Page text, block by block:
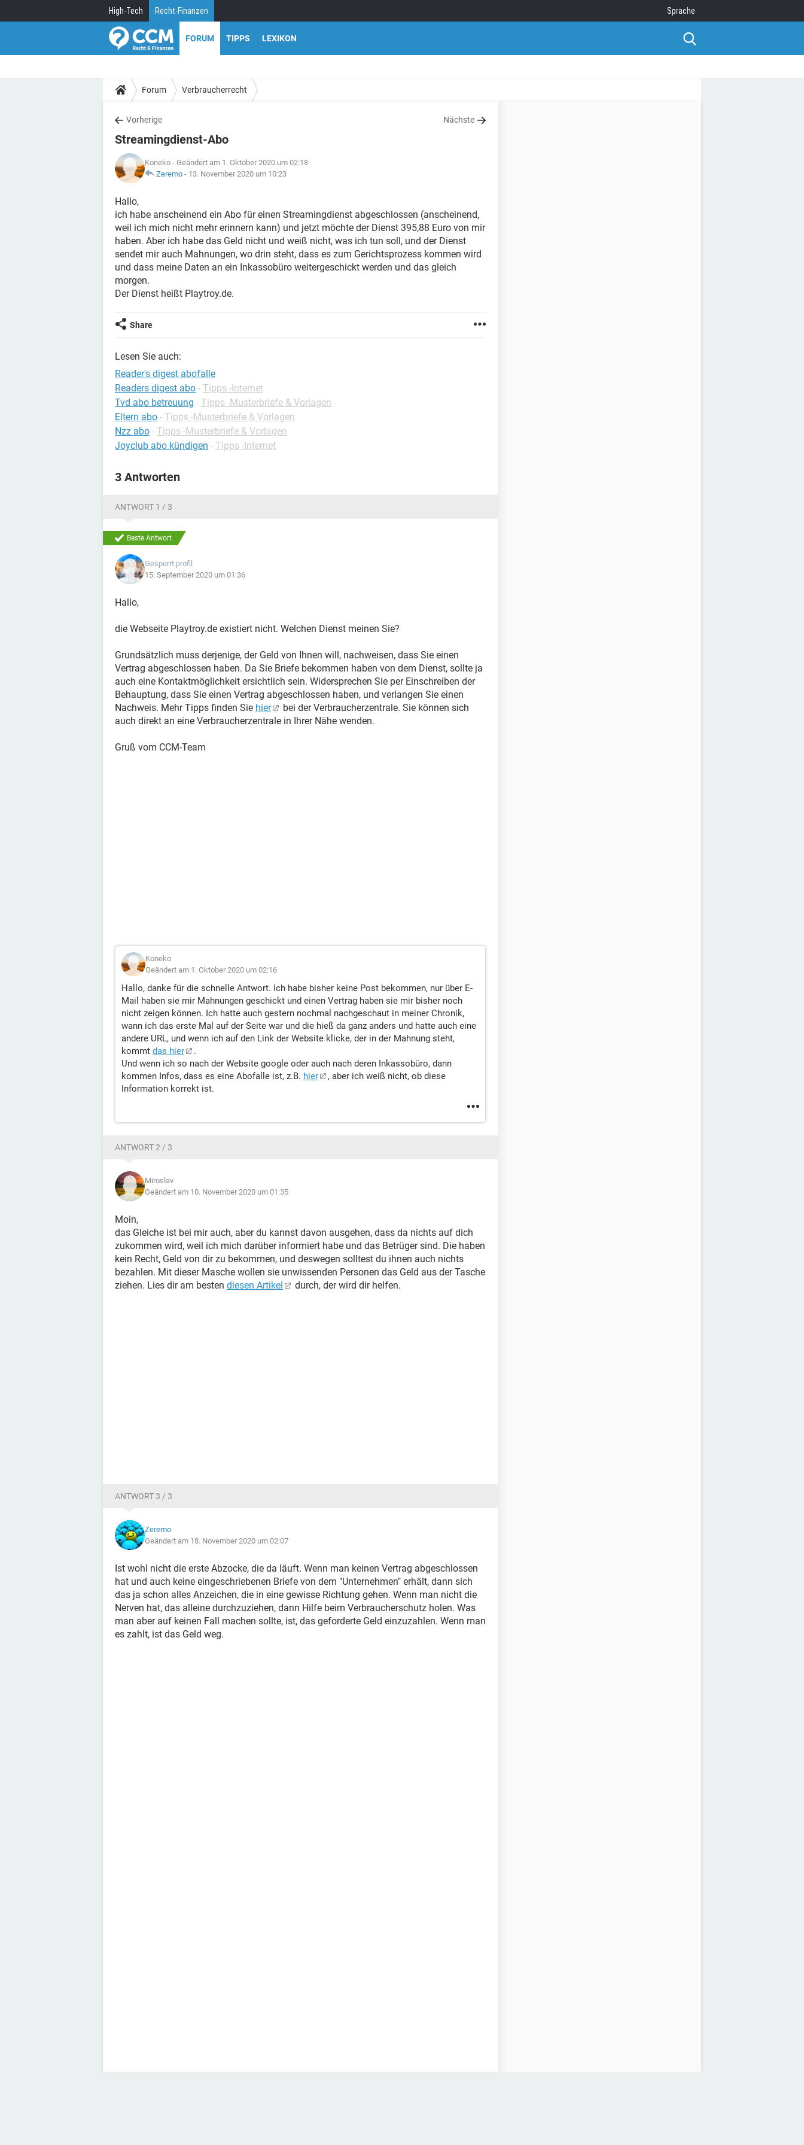
High-Tech Recht-Finanzen Sprache
FORUM TIPPS LEXIKON
Forum Verbraucherrecht
Vorherige Nächste
Streamingdienst-Abo
Koneko - Geändert am 1. Oktober 2020 um 02:18
Zeremo - 13. November 2020 um 10:23
Hallo,
ich habe anscheinend ein Abo für einen Streamingdienst abgeschlossen (anscheinend,
weil ich mich nicht mehr erinnern kann) und jetzt möchte der Dienst 395,88 Euro von mir
haben. Aber ich habe das Geld nicht und weiß nicht, was ich tun soll, und der Dienst
sendet mir auch Mahnungen, wo drin steht, dass es zum Gerichtsprozess kommen wird
und dass meine Daten an ein Inkassobüro weitergeschickt werden und das gleich
morgen.
Der Dienst heißt Playtroy.de.
Share
Lesen Sie auch:
Reader's digest abofalle
Readers digest abo - Tipps -Internet
Tvd abo betreuung - Tipps -Musterbriefe & Vorlagen
Eltern abo - Tipps -Musterbriefe & Vorlagen
Nzz abo - Tipps -Musterbriefe & Vorlagen
Joyclub abo kündigen - Tipps -Internet
3 Antworten
ANTWORT 1 / 3
Beste Antwort
Gesperrt profil
15. September 2020 um 01:36
Hallo,
die Webseite Playtroy.de existiert nicht. Welchen Dienst meinen Sie?
Grundsätzlich muss derjenige, der Geld von Ihnen will, nachweisen, dass Sie einen
Vertrag abgeschlossen haben. Da Sie Briefe bekommen haben von dem Dienst, sollte ja
auch eine Kontaktmöglichkeit ersichtlich sein. Widersprechen Sie per Einschreiben der
Behauptung, dass Sie einen Vertrag abgeschlossen haben, und verlangen Sie einen
Nachweis. Mehr Tipps finden Sie hier
bei der Verbraucherzentrale. Sie können sich
auch direkt an eine Verbraucherzentrale in Ihrer Nähe wenden.
Gruß vom CCM-Team
Koneko
Geändert am 1. Oktober 2020 um 02:16
Hallo, danke für die schnelle Antwort. Ich habe bisher keine Post bekommen, nur über E-
Mail haben sie mir Mahnungen geschickt und einen Vertrag haben sie mir bisher noch
nicht zeigen können. Ich hatte auch gestern nochmal nachgeschaut in meiner Chronik,
wann ich das erste Mal auf der Seite war und die hieß da ganz anders und hatte auch eine
andere URL, und wenn ich auf den Link der Website klicke, der in der Mahnung steht,
kommt das hier
.
Und wenn ich so nach der Website google oder auch nach deren Inkassobüro, dann
kommen Infos, dass es eine Abofalle ist, z.B. hier
, aber ich weiß nicht, ob diese
Information korrekt ist.
ANTWORT 2 / 3
Miroslav
Geändert am 10. November 2020 um 01:35
Moin,
das Gleiche ist bei mir auch, aber du kannst davon ausgehen, dass da nichts auf dich
zukommen wird, weil ich mich darüber informiert habe und das Betrüger sind. Die haben
kein Recht, Geld von dir zu bekommen, und deswegen solltest du ihnen auch nichts
bezahlen. Mit dieser Masche wollen sie unwissenden Personen das Geld aus der Tasche
ziehen. Lies dir am besten diesen Artikel durch, der wird dir helfen.
ANTWORT 3 / 3
Zeremo
Geändert am 18. November 2020 um 02:07
Ist wohl nicht die erste Abzocke, die da läuft. Wenn man keinen Vertrag abgeschlossen
hat und auch keine eingeschriebenen Briefe von dem "Unternehmen" erhält, dann sich
das ja schon alles Anzeichen, die in eine gewisse Richtung gehen. Wenn man nicht die
Nerven hat, das alleine durchzuziehen, dann Hilfe beim Verbraucherschutz holen. Was
man aber auf keinen Fall machen sollte, ist, das geforderte Geld einzuzahlen. Wenn man
es zahlt, ist das Geld weg.